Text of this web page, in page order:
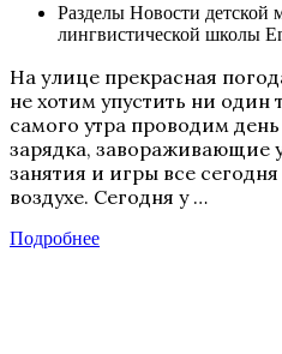
Разделы Новости детской
лингвистической школы
На улице прекрасная
не хотим упустить ни один
самого утра проводим
зарядка, завораживающие
занятия и игры все
воздухе. Сегодня у …
Подробнее